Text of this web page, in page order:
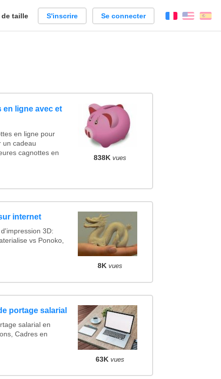
de taille S'inscrire Se connecter FrançaisEnglish
en ligne avec et
en ligne pour
un cadeau
cagnottes en
838K vues
internet
3D:
vs Ponoko,
8K vues
portage salarial
salarial en
Cadres en
63K vues